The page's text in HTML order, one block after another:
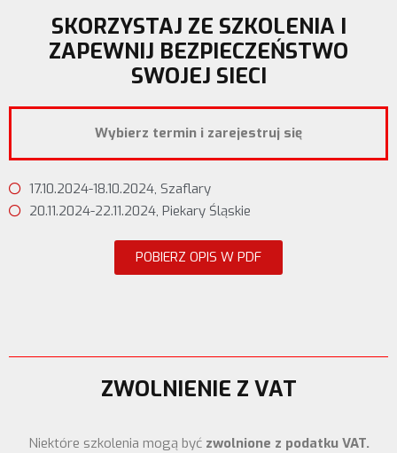
SKORZYSTAJ ZE SZKOLENIA I
ZAPEWNIJ BEZPIECZEŃSTWO
SWOJEJ SIECI
Wybierz termin i zarejestruj się
17.10.2024-18.10.2024, Szaflary
20.11.2024-22.11.2024, Piekary Śląskie
POBIERZ OPIS W PDF
ZWOLNIENIE Z VAT
Niektóre szkolenia mogą być zwolnione z podatku VAT.